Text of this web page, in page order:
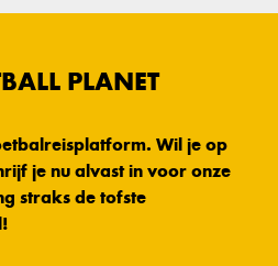
PLANET
Wil je op
je nu alvast in voor onze
straks de tofste